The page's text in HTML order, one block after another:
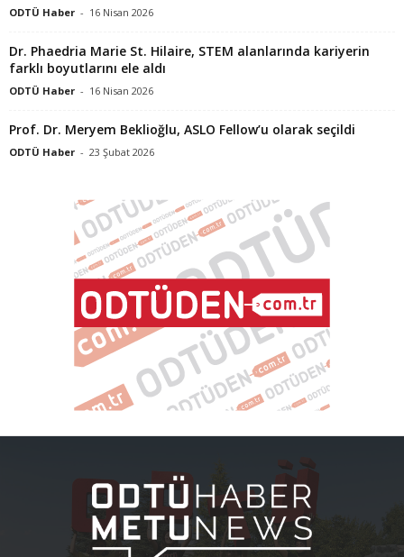
ODTÜ Haber - 16 Nisan 2026
Dr. Phaedria Marie St. Hilaire, STEM alanlarında kariyerin
farklı boyutlarını ele aldı
ODTÜ Haber - 16 Nisan 2026
Prof. Dr. Meryem Beklioğlu, ASLO Fellow’u olarak seçildi
ODTÜ Haber - 23 Şubat 2026